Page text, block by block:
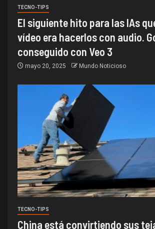
TECNO-TIPS
El siguiente hito para las IAs
vídeo era hacerlos con audio.
conseguido con Veo 3
mayo 20, 2025 Mundo Noticioso
TECNO-TIPS
China está convirtiendo sus